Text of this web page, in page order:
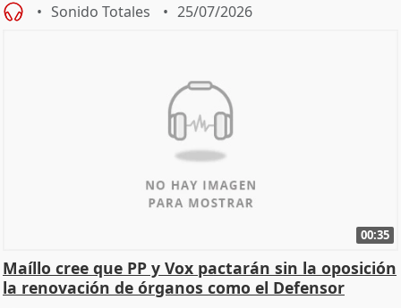
Sonido Totales 25/07/2026
00:35
Maíllo cree que PP y Vox pactarán sin la oposición
la renovación de órganos como el Defensor